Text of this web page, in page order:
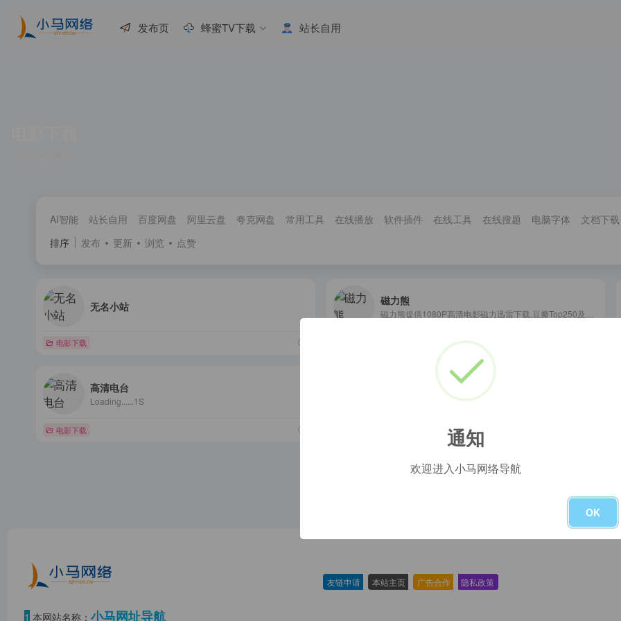
发布页 蜂蜜TV下载 站长自用
AI智能 站长自用 百度网盘 阿里云盘 夸克网盘 常用工具 在线播放 软件插件 在线工具 在线搜题 电脑字体
文档下载
排序
发布 更新 浏览 点赞
无名小站
电影下载
磁力熊
# 电影1080P下载
高清电台
Loading......1S
电影下载
没有了
1 本网站名称： 小马网址导航
友链申请 本站主页 广告合作 隐私政策
通知
欢迎进入小马网络导航
OK